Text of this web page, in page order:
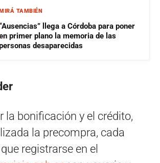
TAMBIÉN
llega a Córdoba para poner
primer plano la memoria de las
desaparecidas
la bonificación y el crédito,
la precompra, cada
registrarse en el